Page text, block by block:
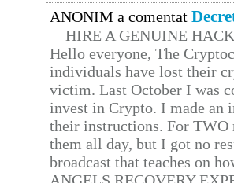
ANONIM a comentat
HIRE A GENUINE
Hello everyone, The
individuals have lost their
victim. Last October I was
invest in Crypto. I made
their instructions. For TWO
them all day, but I got no
broadcast that teaches on